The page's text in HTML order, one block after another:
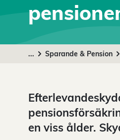
... Sparande & Pension
en viss ålder.